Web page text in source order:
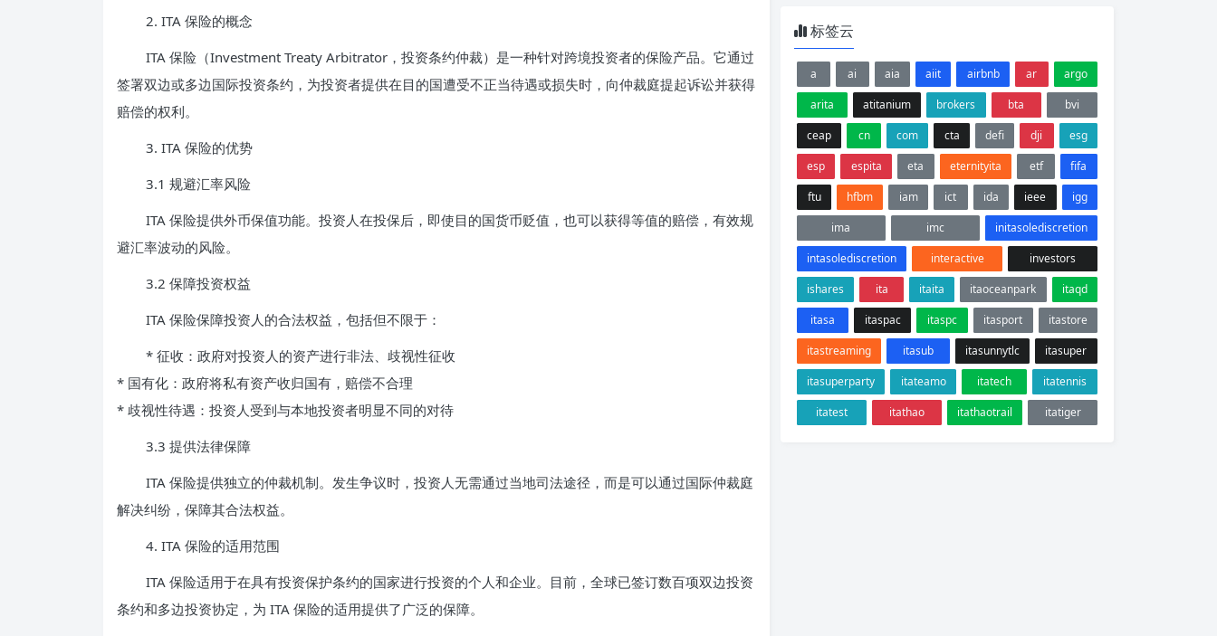
2. ITA 保险的概念
ITA 保险（Investment Treaty Arbitrator，投资条约仲裁）是一种针对跨境投资者的保险产品。它通过
签署双边或多边国际投资条约，为投资者提供在目的国遭受不正当待遇或损失时，向仲裁庭提起诉讼并获得
赔偿的权利。
3. ITA 保险的优势
3.1 规避汇率风险
ITA 保险提供外币保值功能。投资人在投保后，即使目的国货币贬值，也可以获得等值的赔偿，有效规
避汇率波动的风险。
3.2 保障投资权益
ITA 保险保障投资人的合法权益，包括但不限于：
* 征收：政府对投资人的资产进行非法、歧视性征收
* 国有化：政府将私有资产收归国有，赔偿不合理
* 歧视性待遇：投资人受到与本地投资者明显不同的对待
3.3 提供法律保障
ITA 保险提供独立的仲裁机制。发生争议时，投资人无需通过当地司法途径，而是可以通过国际仲裁庭
解决纠纷，保障其合法权益。
4. ITA 保险的适用范围
ITA 保险适用于在具有投资保护条约的国家进行投资的个人和企业。目前，全球已签订数百项双边投资
条约和多边投资协定，为 ITA 保险的适用提供了广泛的保障。
标签云
a ai aia aiit airbnb ar
argo
arita
atitanium brokers bta
bvi
ceap
cn com cta defi dji
esg
esp
espita eta eternityita etf
fifa
ftu
hfbm iam ict ida ieee
igg
ima
imc
initasolediscretion
intasolediscretion
interactive
investors
ishares
ita itaita itaoceanpark
itaqd
itasa
itaspac itaspc itasport
itastore
itastreaming
itasub itasunnytlc
itasuper
itasuperparty
itateamo itatech
itatennis
itatest
itathao itathaotrail itatiger